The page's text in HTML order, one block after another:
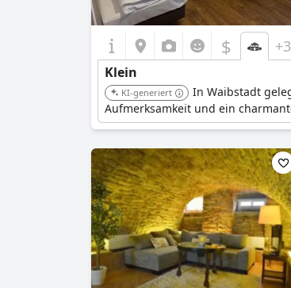
$ +3
Klein
KI-generiert
In Waibstadt
Aufmerksamkeit und ein